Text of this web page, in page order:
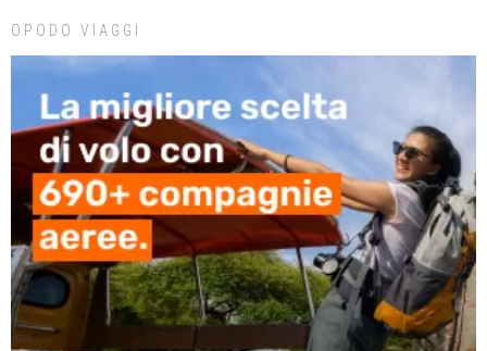
OPODO VIAGGI